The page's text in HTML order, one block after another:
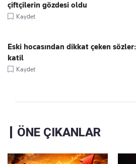
çiftçilerin gözdesi oldu
Kaydet
Eski hocasından dikkat çeken
katil
Kaydet
ÖNE ÇIKANLAR